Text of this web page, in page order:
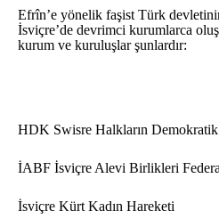
Efrîn’e yönelik faşist Türk
İsviçre’de devrimci kurumlarca
kurum ve kuruluşlar şunlardır:
HDK Swisre Halkların
İABF İsviçre Alevi Birlikleri
İsviçre Kürt Kadın Hareketi